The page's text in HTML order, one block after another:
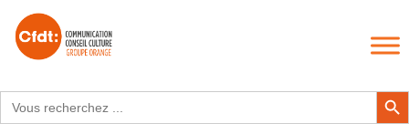
for:
Search